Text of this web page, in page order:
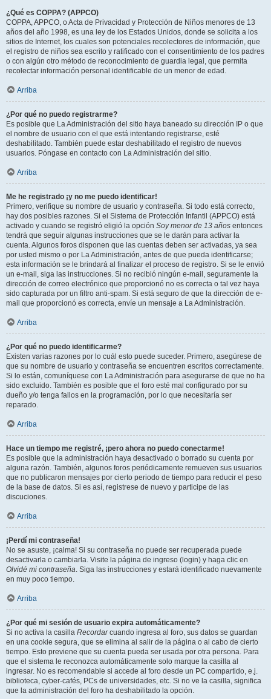
¿Qué es COPPA? (APPCO)
COPPA, APPCO, o Acta de Privacidad y Protección de Niños menores de 13
años del año 1998, es una ley de los Estados Unidos, donde se solicita a los
sitios de Internet, los cuales son potenciales recolectores de información, que
el registro de niños sea escrito y ratificado con el consentimiento de los padres
o con algún otro método de reconocimiento de guardia legal, que permita
recolectar información personal identificable de un menor de edad.
Arriba
¿Por qué no puedo registrarme?
Es posible que La Administración del sitio haya baneado su dirección IP o que
el nombre de usuario con el que está intentando registrarse, esté
deshabilitado. También puede estar deshabilitado el registro de nuevos
usuarios. Póngase en contacto con La Administración del sitio.
Arriba
Me he registrado ¡y no me puedo identificar!
Primero, verifique su nombre de usuario y contraseña. Si todo está correcto,
hay dos posibles razones. Si el Sistema de Protección Infantil (APPCO) está
activado y cuando se registró eligió la opción Soy menor de 13 años entonces
tendrá que seguir algunas instrucciones que se le darán para activar la
cuenta. Algunos foros disponen que las cuentas deben ser activadas, ya sea
por usted mismo o por La Administración, antes de que pueda identificarse;
esta información se le brindará al finalizar el proceso de registro. Si se le envió
un e-mail, siga las instrucciones. Si no recibió ningún e-mail, seguramente la
dirección de correo electrónico que proporcionó no es correcta o tal vez haya
sido capturada por un filtro anti-spam. Si está seguro de que la dirección de e-
mail que proporcionó es correcta, envíe un mensaje a La Administración.
Arriba
¿Por qué no puedo identificarme?
Existen varias razones por lo cuál esto puede suceder. Primero, asegúrese de
que su nombre de usuario y contraseña se encuentren escritos correctamente.
Si lo están, comuníquese con La Administración para asegurarse de que no ha
sido excluido. También es posible que el foro esté mal configurado por su
dueño y/o tenga fallos en la programación, por lo que necesitaría ser
reparado.
Arriba
Hace un tiempo me registré, ¡pero ahora no puedo conectarme!
Es posible que la administración haya desactivado o borrado su cuenta por
alguna razón. También, algunos foros periódicamente remueven sus usuarios
que no publicaron mensajes por cierto periodo de tiempo para reducir el peso
de la base de datos. Si es así, registrese de nuevo y participe de las
discuciones.
Arriba
¡Perdí mi contraseña!
No se asuste, ¡calma! Si su contraseña no puede ser recuperada puede
desactivarla o cambiarla. Visite la página de ingreso (login) y haga clic en
Olvidé mi contraseña. Siga las instrucciones y estará identificado nuevamente
en muy poco tiempo.
Arriba
¿Por qué mi sesión de usuario expira automáticamente?
Si no activa la casilla Recordarcuando ingresa al foro, sus datos se guardan
en una cookie segura, que se elimina al salir de la página o al cabo de cierto
tiempo. Esto previene que su cuenta pueda ser usada por otra persona. Para
que el sistema le reconozca automáticamente solo marque la casilla al
ingresar. No es recomendable si accede al foro desde un PC compartido, e.j.
biblioteca, cyber-cafés, PCs de universidades, etc. Si no ve la casilla, significa
que la administración del foro ha deshabilitado la opción.